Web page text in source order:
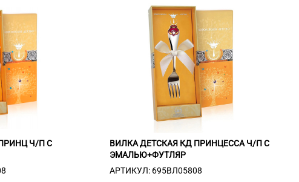
Ч/П С
ВИЛКА ДЕТСКАЯ КД ПРИНЦЕССА Ч/П С
ЭМАЛЬЮ+ФУТЛЯР
АРТИКУЛ: 695ВЛ05808